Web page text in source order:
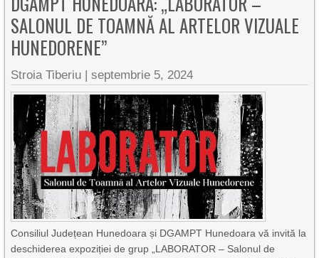
SALONUL DE TOAMNĂ AL ARTELOR VIZUALE
HUNEDORENE”
Stroia Tiberiu |septembrie 5, 2024
Consiliul Județean Hunedoara și DGAMPT Hunedoara vă invită la
deschiderea expoziției de grup „LABORATOR – Salonul de